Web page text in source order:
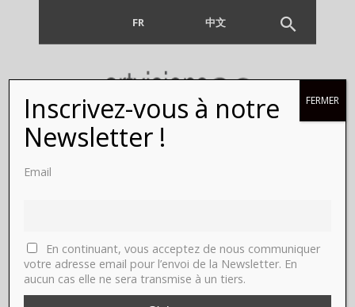
FR 中文
Inscrivez-vous à notre
Newsletter !
Email
En continuant, vous acceptez de nous communiquer
votre adresse email pour l’envoi de la Newsletter. En
aucun cas elle ne sera transmise à un tiers.
FERMER